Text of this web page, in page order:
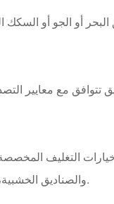
أو الجو أو السكك
تتوافق مع معايير
التغليف المخصصة،
PVC، وصناديق PE والصناديق الخشبية، وما إلى ذلك، لتلبية الاحتياجات الخاصة للعملاء المختلفين.